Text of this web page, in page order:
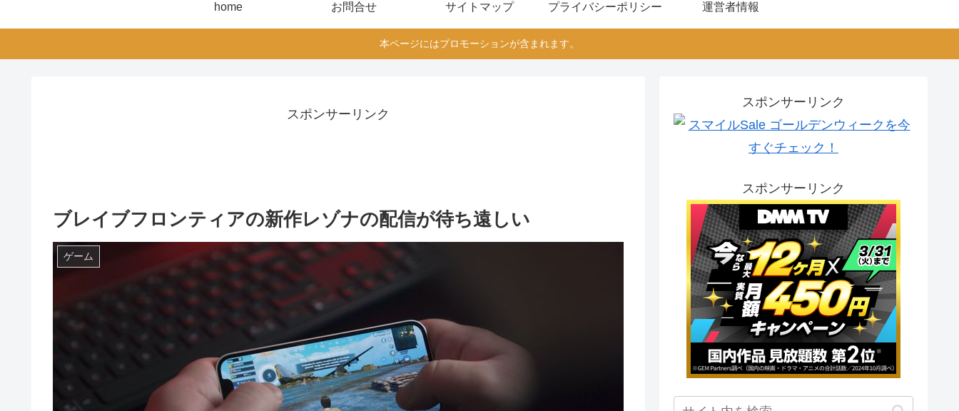
home お問合せ サイトマップ プライバシーポリシー 運営者情報
本ページにはプロモーションが含まれます。
スポンサーリンク
ブレイブフロンティアの新作レゾナの配信が待ち遠しい
ゲーム
スポンサーリンク
スポンサーリンク